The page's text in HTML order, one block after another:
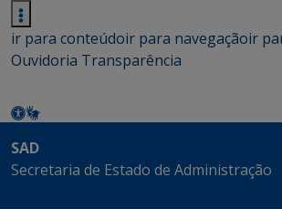
ir para conteúdoir para navegaçãoir
Ouvidoria Transparência
SAD
Secretaria de Estado de Administração